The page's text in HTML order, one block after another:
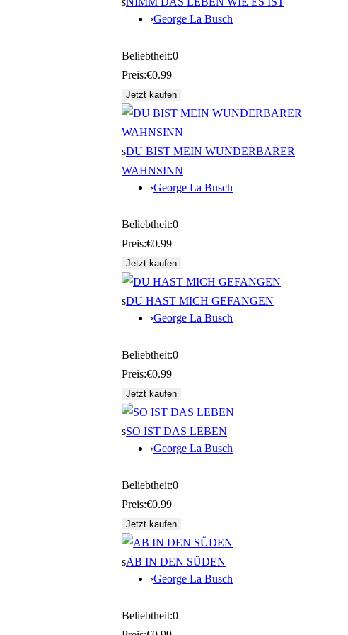
›George La Busch
Beliebtheit:0
Preis:€0.99
sDU BIST MEIN WUNDERBARER
WAHNSINN
›George La Busch
Beliebtheit:0
Preis:€0.99
sDU HAST MICH GEFANGEN
›George La Busch
Beliebtheit:0
Preis:€0.99
sSO IST DAS LEBEN
›George La Busch
Beliebtheit:0
Preis:€0.99
sAB IN DEN SÜDEN
›George La Busch
Beliebtheit:0